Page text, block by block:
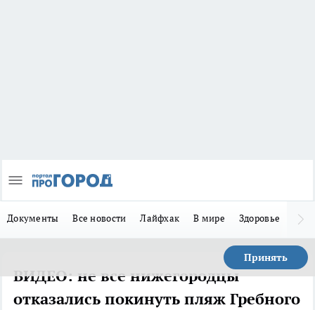
Документы Все новости Лайфхак В мире Здоровье
Принять
ВИДЕО: не все нижегородцы
отказались покинуть пляж Гребного